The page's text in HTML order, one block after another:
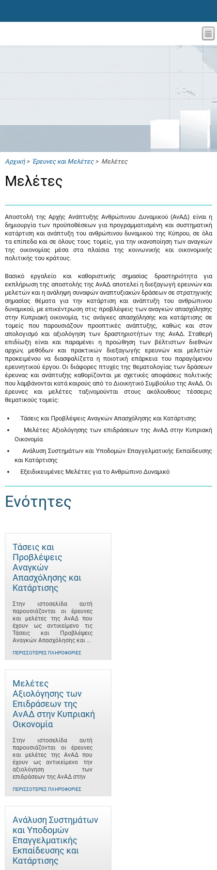
Αρχική> Έρευνες και Μελέτες> Μελέτες
Μελέτες
Αποστολή της Αρχής Ανάπτυξης Ανθρώπινου Δυναμικού (ΑνΑΔ) είναι η
δημιουργία των προϋποθέσεων για προγραμματισμένη και συστηματική
κατάρτιση και ανάπτυξη του ανθρώπινου δυναμικού της Κύπρου, σε όλα
τα επίπεδα και σε όλους τους τομείς, για την ικανοποίηση των αναγκών
της οικονομίας μέσα στα πλαίσια της κοινωνικής και οικονομικής
πολιτικής του κράτους.
Βασικό εργαλείο και καθοριστικής σημασίας δραστηριότητα για
εκπλήρωση της αποστολής της ΑνΑΔ αποτελεί η διεξαγωγή ερευνών και
μελετών και η ανάληψη συναφών αναπτυξιακών δράσεων σε στρατηγικής
σημασίας θέματα για την κατάρτιση και ανάπτυξη του ανθρώπινου
δυναμικού, με επικέντρωση στις προβλέψεις των αναγκών απασχόλησης
στην Κυπριακή οικονομία, τις ανάγκες απασχόλησης και κατάρτισης σε
τομείς που παρουσιάζουν προοπτικές ανάπτυξης, καθώς και στον
απολογισμό και αξιολόγηση των δραστηριοτήτων της ΑνΑΔ. Σταθερή
επιδίωξη είναι και παραμένει η προώθηση των βέλτιστων διεθνών
αρχών, μεθόδων και πρακτικών διεξαγωγής ερευνών και μελετών
προκειμένου να διασφαλίζετα η ποιοτική επάρκεια του παραγόμενου
ερευνητικού έργου. Οι διάφορες πτυχές της θεματολογίας των δράσεων
έρευνας και ανάπτυξης καθορίζονται με σχετικές αποφάσεις πολιτικής
που λαμβάνονται κατά καιρούς από το Διοικητικό Συμβούλιο της ΑνΑΔ. Οι
έρευνες και μελέτες ταξινομούνται στους ακόλουθους τέσσερις
θεματικούς τομείς:
Τάσεις και Προβλέψεις Αναγκών Απασχόλησης και Κατάρτισης
Μελέτες Αξιολόγησης των επιδράσεων της ΑνΑΔ στην Κυπριακή
Οικονομία
Ανάλυση Συστημάτων και Υποδομών Επαγγελματικής Εκπαίδευσης
και Κατάρτισης
Εξειδικευμένες Μελέτες για το Ανθρώπινο Δυναμικό
Ενότητες
Τάσεις και
Προβλέψεις
Αναγκών
Απασχόλησης και
Κατάρτισης
Στην ιστοσελίδα αυτή
παρουσιάζονται οι έρευνες
και μελέτες της ΑνΑΔ που
έχουν ως αντικείμενο τις
Τάσεις και Προβλέψεις
Αναγκών Απασχόλησης και ...
ΠΕΡΙΣΣΌΤΕΡΕΣ ΠΛΗΡΟΦΟΡΊΕΣ
Μελέτες
Αξιολόγησης των
Επιδράσεων της
ΑνΑΔ στην Κυπριακή
Οικονομία
Στην ιστοσελίδα αυτή
παρουσιάζονται οι έρευνες
και μελέτες της ΑνΑΔ που
έχουν ως αντικείμενο την
αξιολόγηση των
επιδράσεων της ΑνΑΔ στην
ΠΕΡΙΣΣΌΤΕΡΕΣ ΠΛΗΡΟΦΟΡΊΕΣ
Ανάλυση Συστημάτων
και Υποδομών
Επαγγελματικής
Εκπαίδευσης και
Κατάρτισης